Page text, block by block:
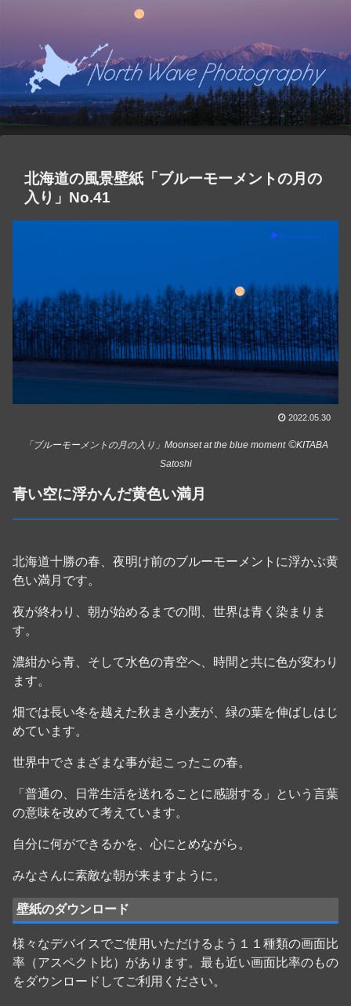
北海道の風景壁紙「ブルーモーメントの月の
入り」No.41
2022.05.30
「ブルーモーメントの月の入り」Moonset at the blue moment ©KITABA
Satoshi
青い空に浮かんだ黄色い満月
北海道十勝の春、夜明け前のブルーモーメントに浮かぶ黄
色い満月です。
夜が終わり、朝が始めるまでの間、世界は青く染まりま
す。
濃紺から青、そして水色の青空へ、時間と共に色が変わり
ます。
畑では長い冬を越えた秋まき小麦が、緑の葉を伸ばしはじ
めています。
世界中でさまざまな事が起こったこの春。
「普通の、日常生活を送れることに感謝する」という言葉
の意味を改めて考えています。
自分に何ができるかを、心にとめながら。
みなさんに素敵な朝が来ますように。
壁紙のダウンロード
様々なデバイスでご使用いただけるよう１１種類の画面比
率（アスペクト比）があります。最も近い画面比率のもの
をダウンロードしてご利用ください。